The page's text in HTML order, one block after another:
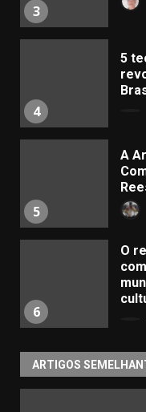
3
4
5
5
A
6
O
ARTIGOS